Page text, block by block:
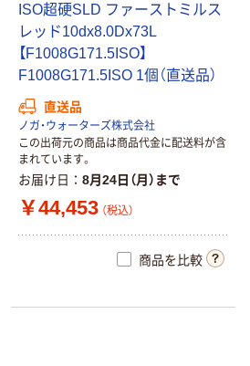
SO超硬S LD フ ァー ス ト ミ ル ス
レ ッ ド10dx8.0Dx73L
【F1008G171.5 SO】
F1008G171.5 SO 1個 （直送品）
直送品
ノガ・ウォーターズ株式会社
この出荷元の商品は商品代金に配送料が含
まれています。
お届け日 8月24日（月）まで
￥44,453 （税込）
商品を比較
本気プライス
トイレットペー
パー ダブル60
100% 6ロール
リサイクル100
芯あり FSC認
証
￥446~
オリジナル
乾電池 単4
形 アルカリ乾
ルオリジナル
￥140~ （税込）
本気